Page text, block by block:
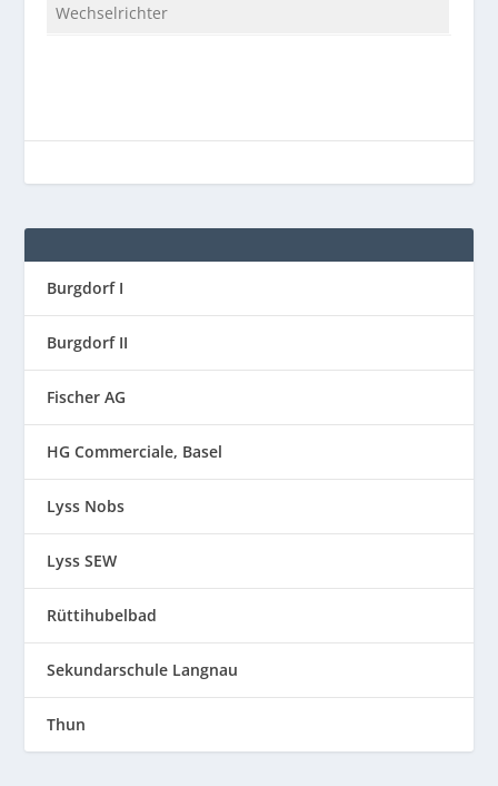
Wechselrichter
Burgdorf I
Burgdorf II
Fischer AG
HG Commerciale, Basel
Lyss Nobs
Lyss SEW
Rüttihubelbad
Sekundarschule Langnau
Thun